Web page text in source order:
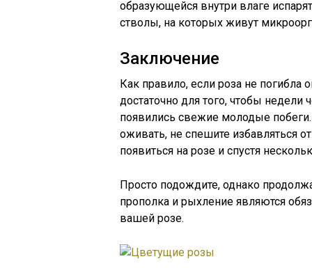
образующейся внутри влаге
стволы, на которых живут
Заключение
Как правило, если роза не
достаточно для того, чтобы недели
появились свежие молодые
оживать, не спешите избавляться
появиться на розе и спустя
Просто подождите, однако
прополка и рыхление являются
вашей розе.